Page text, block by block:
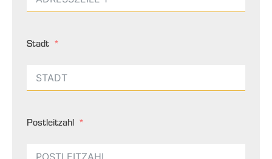
Stadt
Postleitzahl